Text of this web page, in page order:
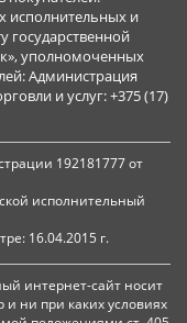
исполнительных и
государственной
уполномоченных
Администрация
и услуг: +375 (17)
192181777 от
исполнительный
16.04.2015 г.
интернет-сайт носит
ни при каких условиях